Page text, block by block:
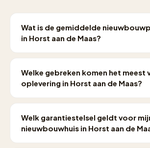
Wat is de gemiddelde
in Horst aan de Maas?
op€4 per m²(peildatum 2026-05-27).
grond en exclusief meerwerk. Ter
meerwerk op de kale aanneemsom.
Welke gebreken komen het meest
oplevering in Horst aan de Maas?
meest gesignaleerde gebreken:
oneffenheden,Kozijnaansluiting en
Welk garantiestelsel geldt voor
nieuwbouwhuis in Horst aan de